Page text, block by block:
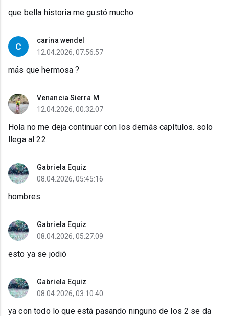
que bella historia me gustó mucho.
carina wendel
12.04.2026, 07:56:57
más que hermosa ?
Venancia Sierra M
12.04.2026, 00:32:07
Hola no me deja continuar con los demás capítulos. solo
llega al 22.
Gabriela Equiz
08.04.2026, 05:45:16
hombres
Gabriela Equiz
08.04.2026, 05:27:09
esto ya se jodió
Gabriela Equiz
08.04.2026, 03:10:40
ya con todo lo que está pasando ninguno de los 2 se da